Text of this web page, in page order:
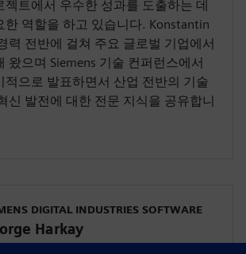
젝트에서 우수한 성과를 도출하는 데
한 역할을 하고 있습니다. Konstantin
력 전반에 걸쳐 주요 글로벌 기업에서
왔으며 Siemens 기술 컨퍼런스에서
적으로 발표하면서 산업 전반의 기술
신 발전에 대한 전문 지식을 공유합니
DIGITAL INDUSTRIES SOFTWARE
Harkay